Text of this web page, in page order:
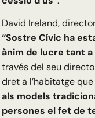
David Ireland,
“Sostre Cívic ha
ànim de lucre tant a
través del seu
dret a l’habitatge
als models
persones el fet de